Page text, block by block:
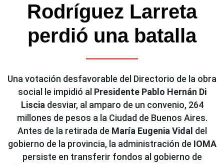
Rodríguez Larreta
perdió una batalla
Una votación desfavorable del Directorio de la obra
social le impidió al Presidente Pablo Hernán Di
Lisciadesviar, al amparo de un convenio, 264
millones de pesos a la Ciudad de Buenos Aires.
Antes de la retirada de María Eugenia Vidal del
gobierno de la provincia, la administración de IOMA
persiste en transferir fondos al gobierno de